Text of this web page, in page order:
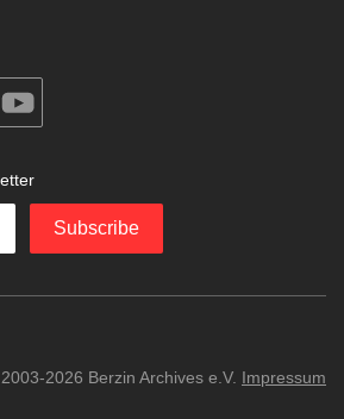
Subscribe
2026 Berzin Archives e.V. Impressum